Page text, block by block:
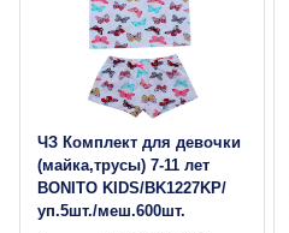
ЧЗ Комплект для девочки
(майка,трусы) 7-11 лет
BONITO KIDS/BK1227KP/
уп.5шт./меш.600шт.